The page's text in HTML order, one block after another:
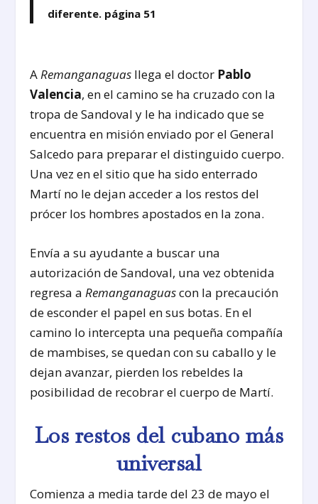
diferente. página 51
ARemanganaguas llega el doctor Pablo
Valencia, en el camino se ha cruzado con la
tropa de Sandoval y le ha indicado que se
encuentra en misión enviado por el General
Salcedo para preparar el distinguido cuerpo.
Una vez en el sitio que ha sido enterrado
Martí no le dejan acceder a los restos del
prócer los hombres apostados en la zona.
Envía a su ayudante a buscar una
autorización de Sandoval, una vez obtenida
regresa aRemanganaguascon la precaución
de esconder el papel en sus botas. En el
camino lo intercepta una pequeña compañía
de mambises, se quedan con su caballo y le
dejan avanzar, pierden los rebeldes la
posibilidad de recobrar el cuerpo de Martí.
Los restos del cubano más
universal
Comienza a media tarde del 23 de mayo el